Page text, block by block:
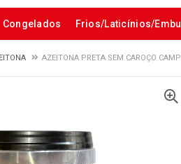
Congelados Frios/Laticínios/
AZEITONA PRETA SEM CAROÇO